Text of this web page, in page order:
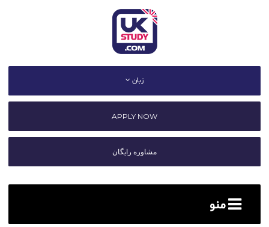
زبان
APPLY NOW
مشاوره رایگان
منو